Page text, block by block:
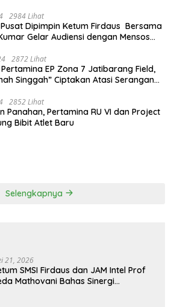
2984 Lihat
Pusat Dipimpin Ketum Firdaus Bersama
Gelar Audiensi dengan Mensos
2872 Lihat
EP Zona 7 Jatibarang Field,
Singgah” Ciptakan Atasi Serangan
2852 Lihat
Panahan, Pertamina RU VI dan Project
Bibit Atlet Baru
Selengkapnya
21, 2026
SMSI Firdaus dan JAM Intel Prof
Mathovani Bahas Sinergi